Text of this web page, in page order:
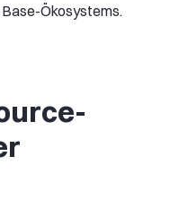
Ökosystems.